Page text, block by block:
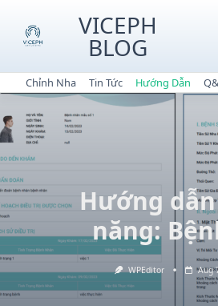
content
VICEPH
BLOG
Chỉnh Nha Tin Tức Hướng Dẫn
Hướng
năng:
WPEditor Aug